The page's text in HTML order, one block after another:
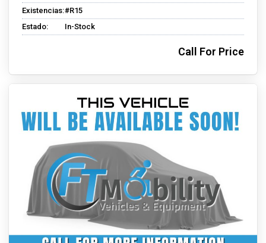
Existencias:#R15
Estado:
In-Stock
Call For Price